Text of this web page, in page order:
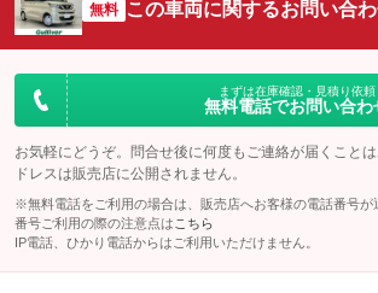
無料 この車両に関するお問い合
まずは在庫確認・見積り依頼
無料電話でお問い合わ
お気軽にどうぞ。問合せ後に何度もご連絡が届くこと
ドレスは販売店に公開されません。
※無料電話をご利用の場合は、販売店へお客様の電話番号が
番号ご利用の際の注意点は こちら
IP電話、ひかり電話からはご利用いただけません。